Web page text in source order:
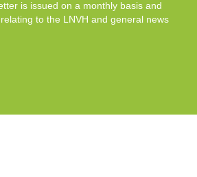
is issued on a monthly basis and
to the LNVH and general news